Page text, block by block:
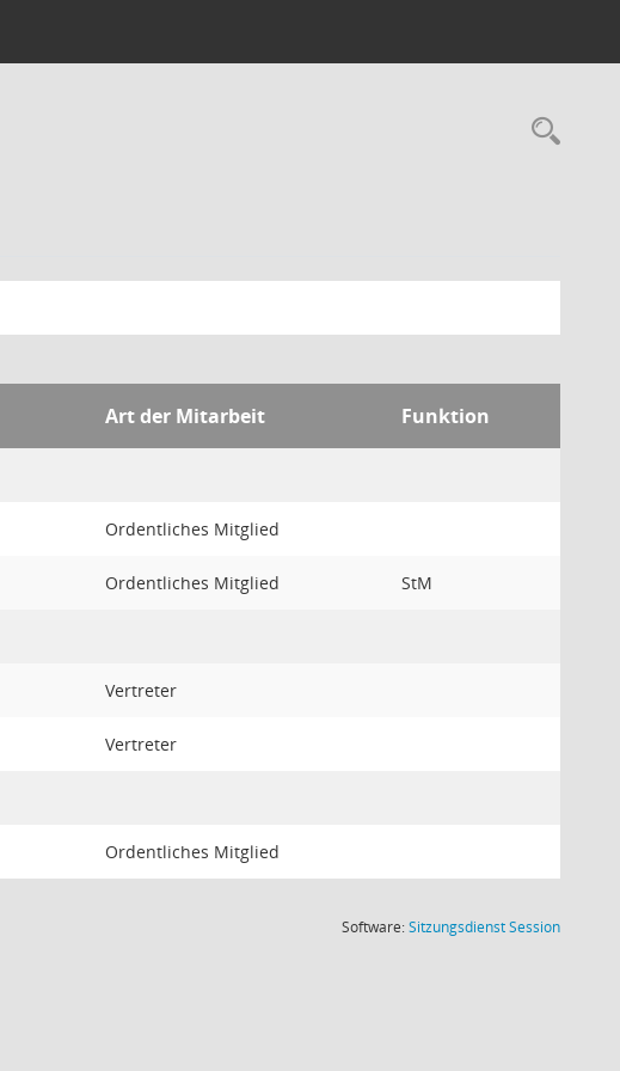
Art der Mitarbeit Funktion
Ordentliches Mitglied
Ordentliches Mitglied StM
Vertreter
Vertreter
Ordentliches Mitglied
Software:SitzungsdienstSession(Wird in